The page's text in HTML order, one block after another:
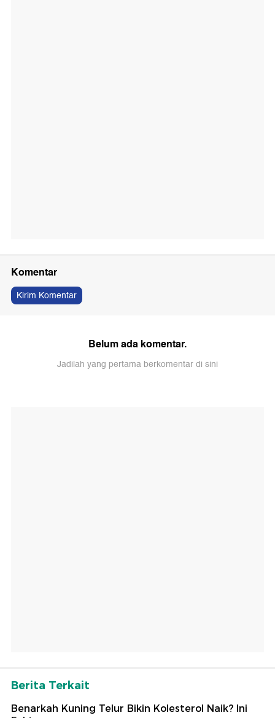
Komentar
Kirim Komentar
Belum ada komentar.
Jadilah yang pertama berkomentar di sini
Berita Terkait
Benarkah Kuning Telur Bikin Kolesterol Naik? Ini